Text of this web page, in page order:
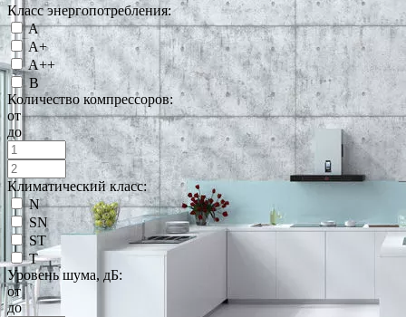
Класс энергопотребления:
A
A+
A++
B
Количество компрессоров:
от
до
Климатический класс:
N
SN
ST
T
Уровень шума, дБ:
от
до